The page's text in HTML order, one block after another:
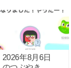
2026年8月6日